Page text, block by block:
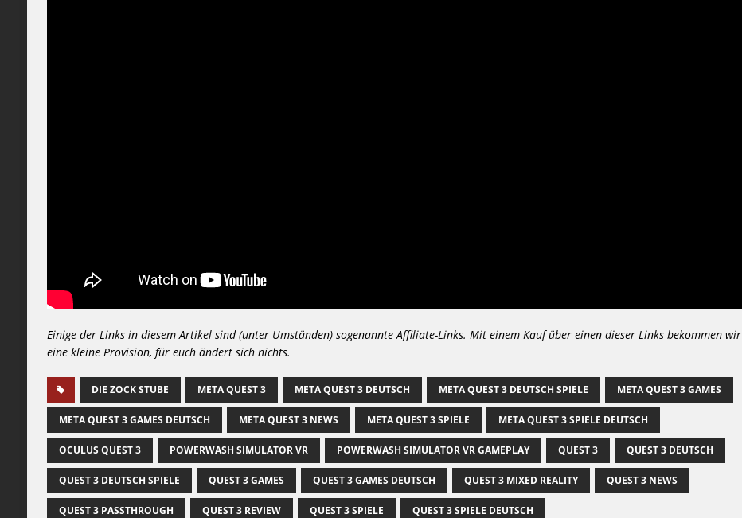
Einige der Links in diesem Artikel sind (unter Umständen) sogenannte Affiliate-Links. Mit einem Kauf über einen dieser Links bekommen wir
eine kleine Provision, für euch ändert sich nichts.
DIE ZOCK STUBE META QUEST 3 META QUEST 3 DEUTSCH META QUEST 3 DEUTSCH SPIELE META QUEST 3 GAMES
META QUEST 3 GAMES DEUTSCH META QUEST 3 NEWS META QUEST 3 SPIELE META QUEST 3 SPIELE DEUTSCH
OCULUS QUEST 3 POWERWASH SIMULATOR VR POWERWASH SIMULATOR VR GAMEPLAY QUEST 3 QUEST 3 DEUTSCH
QUEST 3 DEUTSCH SPIELE QUEST 3 GAMES QUEST 3 GAMES DEUTSCH QUEST 3 MIXED REALITY QUEST 3 NEWS
QUEST 3 PASSTHROUGH QUEST 3 REVIEW QUEST 3 SPIELE QUEST 3 SPIELE DEUTSCH